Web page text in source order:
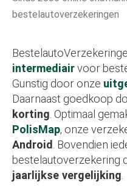
bestelautoverzekeringen
intermediairvoor
Gunstig door onze
Daarnaast goedkoop
korting . Optimaal
PolisMap, onze
Android . Bovendien
bestelautoverzekering
jaarlijkse vergelijking